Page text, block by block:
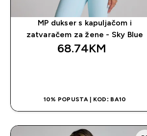
MP dukser s kapuljačom i
zatvaračem za žene - Sky Blue
68.74KM‎
10% POPUSTA | KOD: BA10